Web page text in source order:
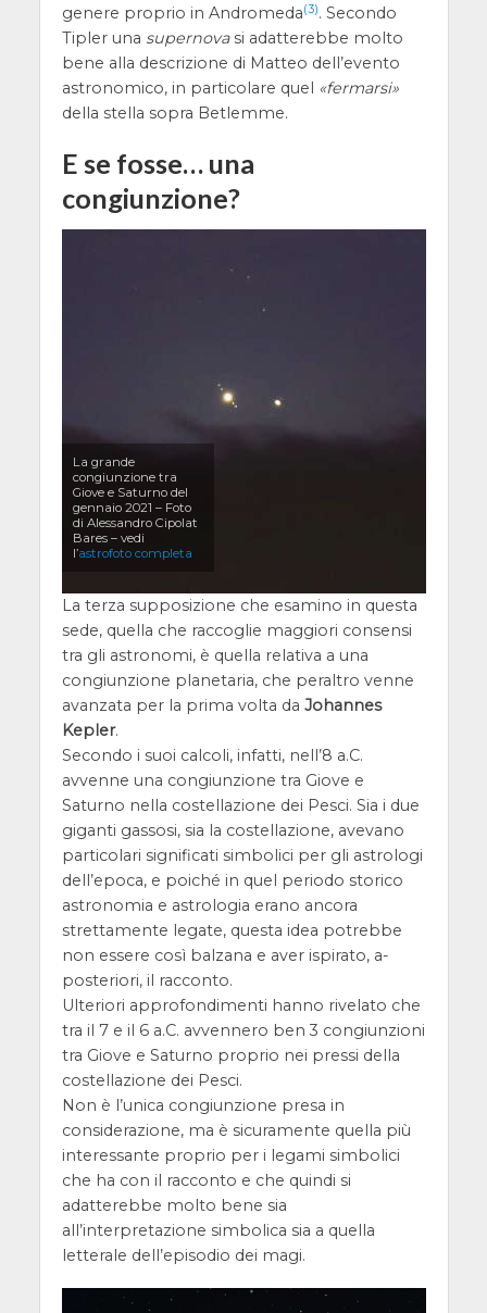
genere proprio in Andromeda(3). Secondo
Tipler una supernovasi adatterebbe molto
bene alla descrizione di Matteo dell’evento
astronomico, in particolare quel
fermarsi
della stella sopra Betlemme.
E se fosse… una
congiunzione?
La grande
congiunzione tra
Giove e Saturno del
gennaio 2021 – Foto
di Alessandro Cipolat
Bares – vedi
l’astrofoto completa
La terza supposizione che esamino in questa
sede, quella che raccoglie maggiori consensi
tra gli astronomi, è quella relativa a una
congiunzione planetaria, che peraltro venne
avanzata per la prima volta da Johannes
Kepler.
Secondo i suoi calcoli, infatti, nell’8 a.C.
avvenne una congiunzione tra Giove e
Saturno nella costellazione dei Pesci. Sia i due
giganti gassosi, sia la costellazione, avevano
particolari significati simbolici per gli astrologi
dell’epoca, e poiché in quel periodo storico
astronomia e astrologia erano ancora
strettamente legate, questa idea potrebbe
non essere così balzana e aver ispirato, a-
posteriori, il racconto.
Ulteriori approfondimenti hanno rivelato che
tra il 7 e il 6 a.C. avvennero ben 3 congiunzioni
tra Giove e Saturno proprio nei pressi della
costellazione dei Pesci.
Non è l’unica congiunzione presa in
considerazione, ma è sicuramente quella più
interessante proprio per i legami simbolici
che ha con il racconto e che quindi si
adatterebbe molto bene sia
all’interpretazione simbolica sia a quella
letterale dell’episodio dei magi.